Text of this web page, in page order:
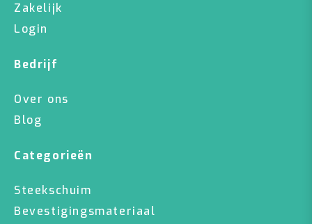
Zakelijk
Login
Bedrijf
Over ons
Blog
Categorieën
Steekschuim
Bevestigingsmateriaal